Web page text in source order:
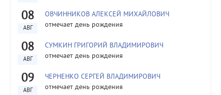
08
АВГ
ОВЧИННИКОВ АЛЕКСЕЙ МИХАЙЛОВИЧ
отмечает день рождения
08
АВГ
СУМКИН ГРИГОРИЙ ВЛАДИМИРОВИЧ
отмечает день рождения
09
АВГ
ЧЕРНЕНКО СЕРГЕЙ ВЛАДИМИРОВИЧ
отмечает день рождения